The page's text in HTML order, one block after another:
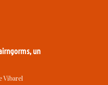
un
Vibarel